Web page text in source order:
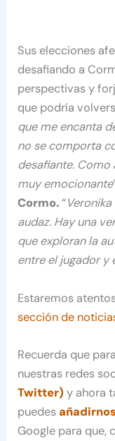
Sus elecciones
desafiando a
perspectivas y
que podría
que me encanta
no se comporta
desafiante. Como
muy emocionante
Cormo.“
audaz. Hay una
que exploran la
entre el jugador y
Estaremos
sección de
Recuerda que
nuestras redes
Twitter) y ahora
puedes
Google para que,